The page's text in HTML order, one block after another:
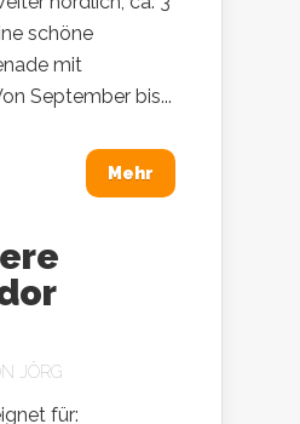
schöne
mit
September bis...
Mehr
JÖRG
für: